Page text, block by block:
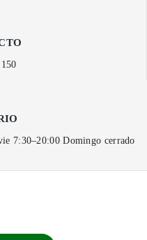
7:30–20:00 Domingo cerrado